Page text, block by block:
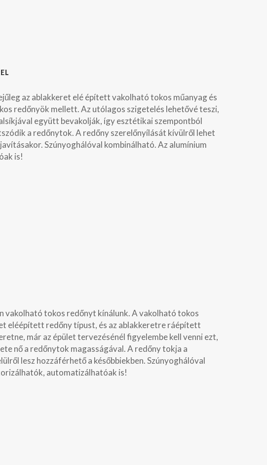
az ablakkeret elé épített vakolható tokos műanyag és
redőnyök mellett. Az utólagos szigetelés lehetővé teszi,
együtt bevakolják, így esztétikai szempontból
a redőnytok. A redőny szerelőnyílását kívülről lehet
Szúnyoghálóval kombinálható. Az alumínium
is!
vakolható tokos redőnyt kínálunk. A vakolható tokos
eléépített redőny típust, és az ablakkeretre ráépített
már az épület tervezésénél figyelembe kell venni ezt,
nő a redőnytok magasságával. A redőny tokja a
lesz hozzáférhető a későbbiekben. Szúnyoghálóval
automatizálhatóak is!